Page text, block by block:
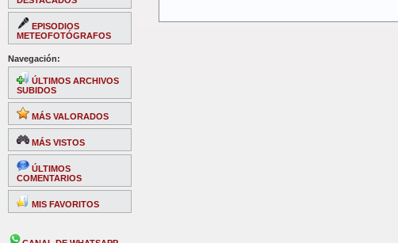
EPISODIOS
METEOFOTÓGRAFOS
Navegación:
ÚLTIMOS ARCHIVOS
SUBIDOS
MÁS VALORADOS
MÁS VISTOS
ÚLTIMOS
COMENTARIOS
MIS FAVORITOS